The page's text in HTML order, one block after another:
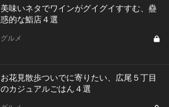
美味いネタでワインがグイグイすすむ、蠱
惑的な鮨店４選
グルメ
お花見散歩ついでに寄りたい、広尾５丁目
のカジュアルごはん４選